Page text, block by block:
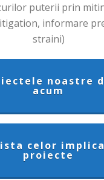
puterii prin
informare
straini)
noastre
acum
celor
proiecte